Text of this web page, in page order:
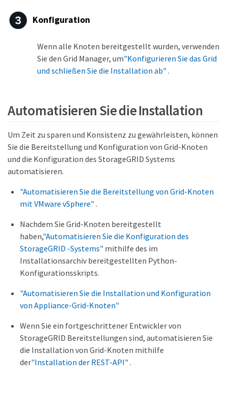
Konfiguration
Wenn alle Knoten bereitgestellt wurden, verwenden
Sie den Grid Manager, um"Konfigurieren Sie das Grid
und schließen Sie die Installation ab" .
Automatisieren Sie die Installation
Um Zeit zu sparen und Konsistenz zu gewährleisten, können
Sie die Bereitstellung und Konfiguration von Grid-Knoten
und die Konfiguration des StorageGRID Systems
automatisieren.
"Automatisieren Sie die Bereitstellung von Grid-Knoten
mit VMware vSphere" .
Nachdem Sie Grid-Knoten bereitgestellt
haben,"Automatisieren Sie die Konfiguration des
StorageGRID -Systems" mithilfe des im
Installationsarchiv bereitgestellten Python-
Konfigurationsskripts.
"Automatisieren Sie die Installation und Konfiguration
von Appliance-Grid-Knoten"
Wenn Sie ein fortgeschrittener Entwickler von
StorageGRID Bereitstellungen sind, automatisieren Sie
die Installation von Grid-Knoten mithilfe
der"Installation der REST-API" .